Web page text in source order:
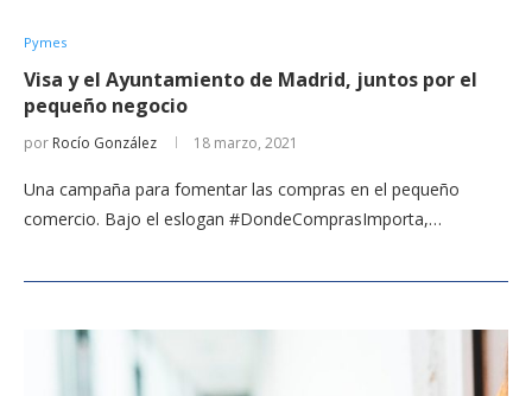
Pymes
Visa y el Ayuntamiento de Madrid, juntos por el
pequeño negocio
por Rocío González 18 marzo, 2021
Una campaña para fomentar las compras en el pequeño
comercio. Bajo el eslogan #DondeComprasImporta,…